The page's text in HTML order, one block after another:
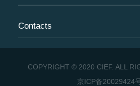
Contacts
COPYRIGHT © 2020 CIEF. ALL
京ICP备20029424